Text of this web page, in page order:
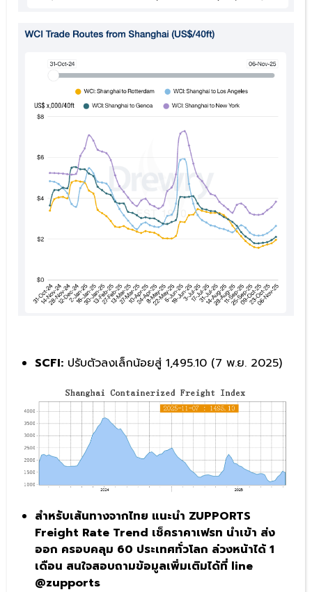
SCFI: ปรับตัวลงเล็กน้อยสู่ 1,495.10 (7 พ.ย. 2025)
สำหรับเส้นทางจากไทย แนะนำ ZUPPORTS
Freight Rate Trend เช็คราคาเฟรท นำเข้า ส่ง
ออก ครอบคลุม 60 ประเทศทั่วโลก ล่วงหน้าได้ 1
เดือน สนใจสอบถามข้อมูลเพิ่มเติมได้ที่ line
@zupports